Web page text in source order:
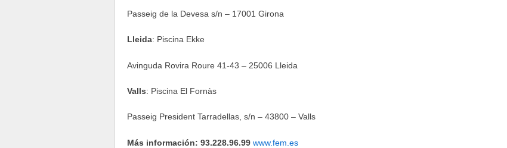
Passeig de la Devesa s/n – 17001 Girona
Lleida: Piscina Ekke
Avinguda Rovira Roure 41-43 – 25006 Lleida
Valls: Piscina El Fornàs
Passeig President Tarradellas, s/n – 43800 – Valls
Más información: 93.228.96.99 www.fem.es